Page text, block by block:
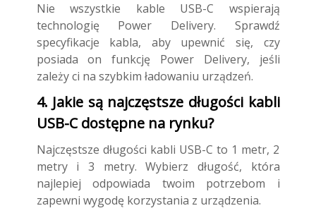
Nie wszystkie kable USB-C wspierają
technologię Power Delivery. Sprawdź
specyfikacje kabla, aby upewnić się, czy
posiada on funkcję Power Delivery, jeśli
zależy ci na szybkim ładowaniu urządzeń.
4. Jakie są najczęstsze długości kabli
USB-C dostępne na rynku?
Najczęstsze długości kabli USB-C to 1 metr, 2
metry i 3 metry. Wybierz długość, która
najlepiej odpowiada twoim potrzebom i
zapewni wygodę korzystania z urządzenia.